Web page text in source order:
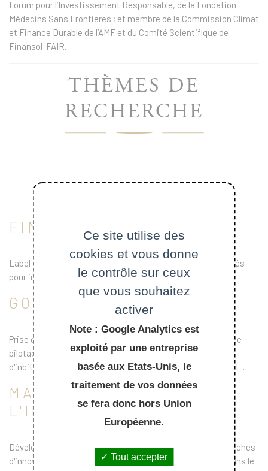
Forum pour l’Investissement Responsable, de la Fondation
Médecins Sans Frontières ; et membre de la Commission Climat
et Finance Durable de l’AMF et du Comité Scientifique de
Finansol-FAIR.
THÈMES DE
RECHERCHE
FINANCE DURABLE
Label ISR, engagement actionnarial, régulation des marchés
pour intégrer les enjeux de transition...
GOUVERNANCE ET RSE
Prise en compte des dimensions ESG dans les systèmes de
pilotage des performances, structuration des systèmes
d'incitation, organisation des cycles stratégie/plan/budget...
MANAGEMENT DE
L'INNOVATION
Développement de start-up tech, structuration des démarches
d'innovation dans les ETI et Grands Groupes, innovation dans le
Ce site utilise des
cookies et vous donne
le contrôle sur ceux
que vous souhaitez
activer
Note : Google Analytics est
exploité par une entreprise
basée aux Etats-Unis, le
traitement de vos données
se fera donc hors Union
Européenne.
Tout accepter